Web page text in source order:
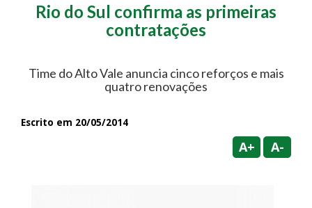
Rio do Sul confirma as primeiras
contratações
Time do Alto Vale anuncia cinco reforços e mais
quatro renovações
Escrito em 20/05/2014
A+ A-